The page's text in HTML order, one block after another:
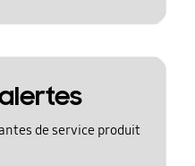
de service produit